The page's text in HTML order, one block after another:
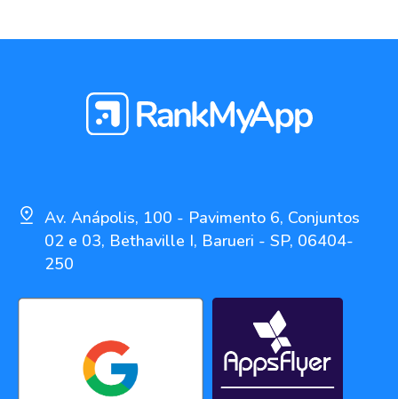
Av. Anápolis, 100 - Pavimento 6, Conjuntos
02 e 03, Bethaville I, Barueri - SP, 06404-
250